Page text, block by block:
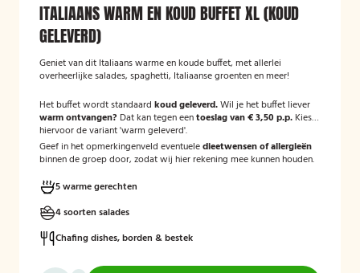
ITALIAANS WARM EN KOUD BUFFET XL (KOUD
GELEVERD)
Geniet van dit Italiaans warme en koude buffet, met allerlei
overheerlijke salades, spaghetti, Italiaanse groenten en meer!
Het buffet wordt standaard koud geleverd.Wil je het buffet liever
warm ontvangen? Dat kan tegen eentoeslag van € 3,50 p.p. Kies
hiervoor de variant 'warm geleverd'.
Geef in het opmerkingenveld eventueledieetwensen of allergieën
binnen de groep door, zodat wij hier rekening mee kunnen houden.
5 warme gerechten
4 soorten salades
Chafing dishes, borden & bestek